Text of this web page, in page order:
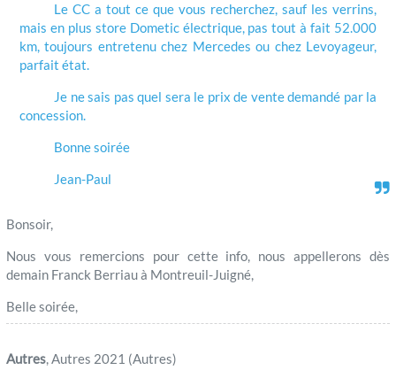
Le CC a tout ce que vous recherchez, sauf les verrins,
mais en plus store Dometic électrique, pas tout à fait 52.000
km, toujours entretenu chez Mercedes ou chez Levoyageur,
parfait état.
Je ne sais pas quel sera le prix de vente demandé par la
concession.
Bonne soirée
Jean-Paul
Bonsoir,
Nous vous remercions pour cette info, nous appellerons dès
demain Franck Berriau à Montreuil-Juigné,
Belle soirée,
Autres, Autres 2021 (Autres)